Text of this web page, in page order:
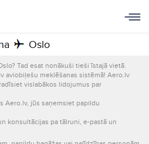
Oslo
Tad esat nonākuši tieši īstajā vietā.
aviobiļešu meklēšanas sistēmā! Aero.lv
vislabākos lidojumus par
Aero.lv, jūs saņemsiet papildu
konsultācijas pa tālruni, e-pastā un